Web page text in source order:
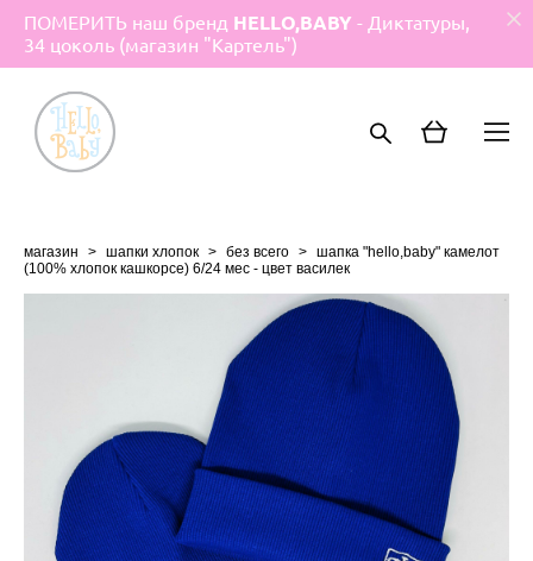
ПОМЕРИТЬ наш бренд HELLO,BABY - Диктатуры,
34 цоколь (магазин "Картель")
магазин > шапки хлопок > без всего > шапка "hello,baby" камелот
(100% хлопок кашкорсе) 6/24 мес - цвет василек